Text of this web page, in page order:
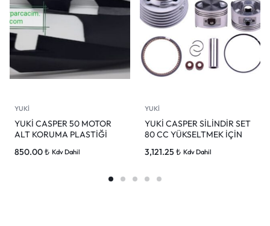
YUKİ
YUKİ CASPER 50 MOTOR
ALT KORUMA PLASTİĞİ
850.00₺ Kdv Dahil
YUKİ
YUKİ CASPER SİLİNDİR SET
80 CC YÜKSELTMEK İÇİN
3,121.25 ₺ Kdv Dahil